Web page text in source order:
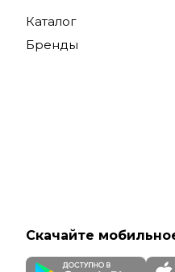
Каталог
Бренды
Скачайте